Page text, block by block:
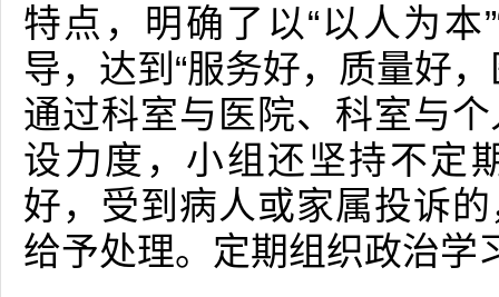
特点，明确了以“以人为本
导，达到“服务好，质量好
通过科室与医院、科室与
设力度，小组还坚持不定
好，受到病人或家属投诉
给予处理。定期组织政治学